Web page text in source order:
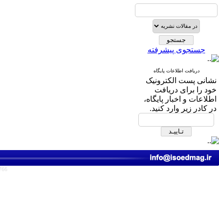
جستجوی پیشرفته
دریافت اطلاعات پایگاه
نشانی پست الکترونیک
خود را برای دریافت
اطلاعات و اخبار پایگاه،
در کادر زیر وارد کنید.